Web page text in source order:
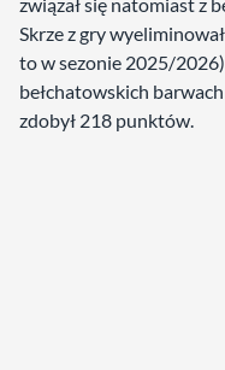
Skrze z gry
to w sezonie 2025/
bełchatowskich
zdobył 218 punktów.